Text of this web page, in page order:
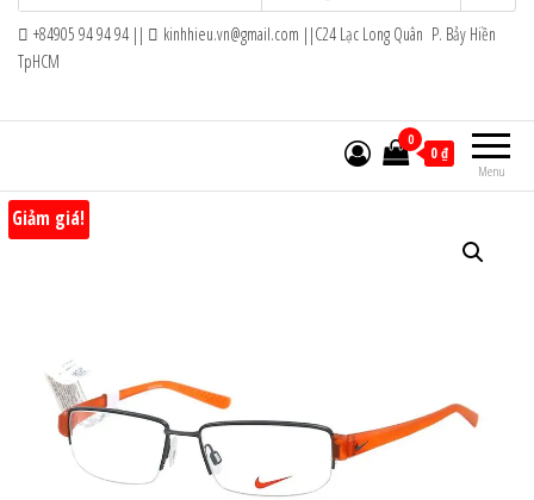
+84905 94 94 94 ||
kinhhieu.vn@gmail.com ||C24 Lạc Long Quân P. Bảy Hiền
TpHCM
Menu
0
0 ₫
Giảm giá!